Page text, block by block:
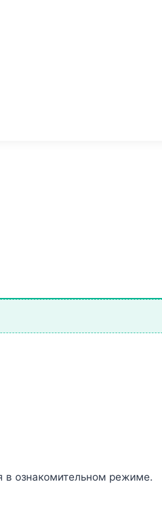
в ознакомительном режиме.